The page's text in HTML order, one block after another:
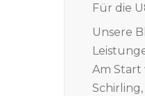
Für die
Unsere
Am Start